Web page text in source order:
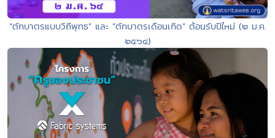
“ตักบาตรแบบวิถีพุทธ” และ “ตักบาตรเดือนเกิด” ต้อนรับปีใหม่ (๒ ม.ค.
๒๕๖๔)